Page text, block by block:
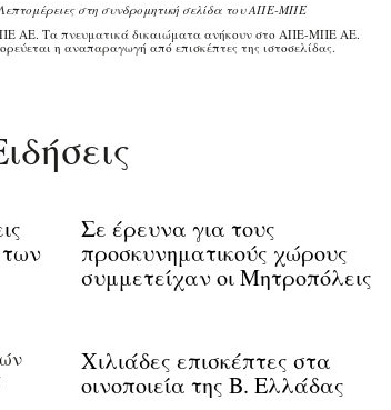
στη συνδρομητική σελίδα του ΑΠΕ-ΜΠΕ
ΑΕ. Τα πνευματικά δικαιώματα ανήκουν στο ΑΠΕ-ΜΠΕ ΑΕ.
η αναπαραγωγή από επισκέπτες της ιστοσελίδας.
Σε έρευνα για τους
προσκυνηματικούς χώρους
συμμετείχαν οι Μητροπόλεις
Χιλιάδες επισκέπτες στα
οινοποιεία της Β. Ελλάδας